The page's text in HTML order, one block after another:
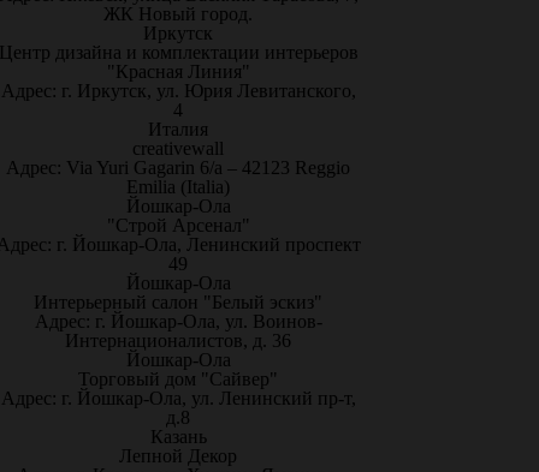
ЖК Новый город.
Иркутск
дизайна и комплектации интерьеров
"Красная Линия"
Адрес: г. Иркутск, ул. Юрия Левитанского,
4
Италия
creativewall
Адрес: Via Yuri Gagarin 6/a – 42123 Reggio
Emilia (Italia)
Йошкар-Ола
"Строй Арсенал"
г. Йошкар-Ола, Ленинский проспект
49
Йошкар-Ола
Интерьерный салон "Белый эскиз"
Адрес: г. Йошкар-Ола, ул. Воинов-
Интернационалистов, д. 36
Йошкар-Ола
Торговый дом "Сайвер"
Адрес: г. Йошкар-Ола, ул. Ленинский пр-т,
д.8
Казань
Лепной Декор